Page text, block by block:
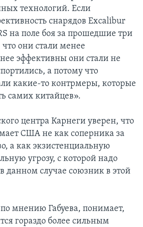
технологий. Если
снарядов Excalibur
на поле боя за прошедшие три
они стали менее
эффективны они стали не
а потому что
какие-то контрмеры, которые
самих китайцев».
центра Карнеги уверен, что
США не как соперника за
а как экзистенциальную
угрозу, с которой надо
данном случае союзник в этой
мнению Габуева, понимает,
гораздо более сильным